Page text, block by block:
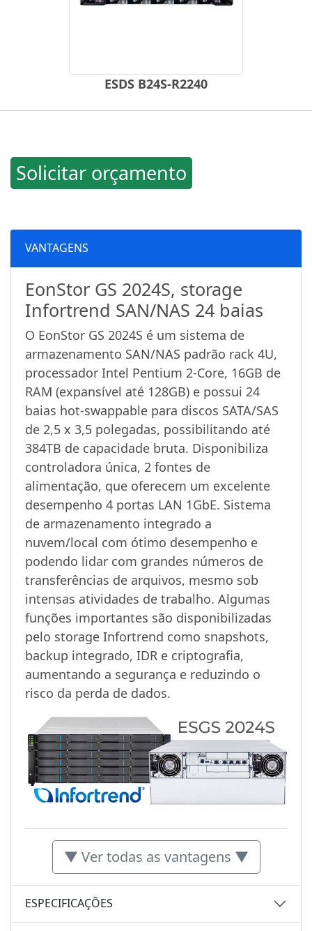
ESDS B24S-R2240
Solicitar orçamento
VANTAGENS
EonStor GS 2024S, storage
Infortrend SAN/NAS 24 baias
O EonStor GS 2024S é um sistema de
armazenamento SAN/NAS padrão rack 4U,
processador Intel Pentium 2-Core, 16GB de
RAM (expansível até 128GB) e possui 24
baias hot-swappable para discos SATA/SAS
de 2,5 x 3,5 polegadas, possibilitando até
384TB de capacidade bruta. Disponibiliza
controladora única, 2 fontes de
alimentação, que oferecem um excelente
desempenho 4 portas LAN 1GbE. Sistema
de armazenamento integrado a
nuvem/local com ótimo desempenho e
podendo lidar com grandes números de
transferências de arquivos, mesmo sob
intensas atividades de trabalho. Algumas
funções importantes são disponibilizadas
pelo storage Infortrend como snapshots,
backup integrado, IDR e criptografia,
aumentando a segurança e reduzindo o
risco da perda de dados.
▼ Ver todas as vantagens ▼
ESPECIFICAÇÕES